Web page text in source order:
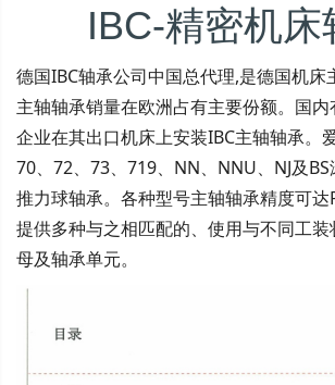
IBC-精密机床
德国IBC轴承公司中国总代理,是德国机床
主轴轴承销量在欧洲占有主要份额。国
企业在其出口机床上安装IBC主轴轴承。
70、72、73、719、NN、NNU、NJ及
推力球轴承。各种型号主轴轴承精度可
提供多种与之相匹配的、使用与不同工
母及轴承单元。